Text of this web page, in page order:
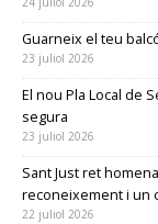
Guarneix el teu
23 juliol 2026
El nou Pla Local de
segura
23 juliol 2026
Sant Just ret
reconeixement i un
22 juliol 2026